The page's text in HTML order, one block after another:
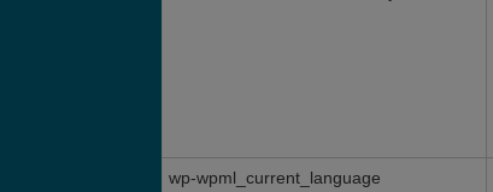
wp-wpml_current_language